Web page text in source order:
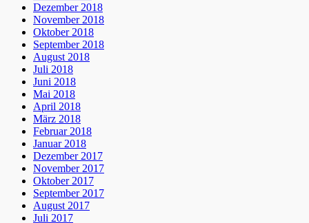
Dezember 2018
November 2018
Oktober 2018
September 2018
August 2018
Juli 2018
Juni 2018
Mai 2018
April 2018
März 2018
Februar 2018
Januar 2018
Dezember 2017
November 2017
Oktober 2017
September 2017
August 2017
Juli 2017